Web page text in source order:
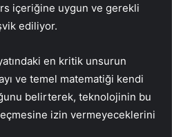
içeriğine uygun ve gerekli
ediliyor.
en kritik unsurun
ve temel matematiği kendi
belirterek, teknolojinin bu
izin vermeyeceklerini